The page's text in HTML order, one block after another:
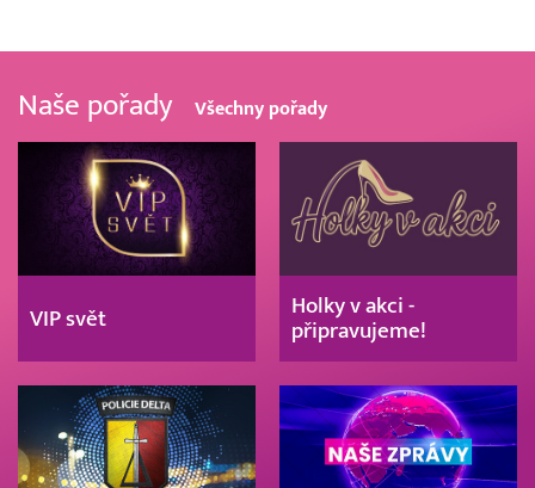
Naše pořady Všechny pořady
VIP svět
Holky v akci -
připravujeme!